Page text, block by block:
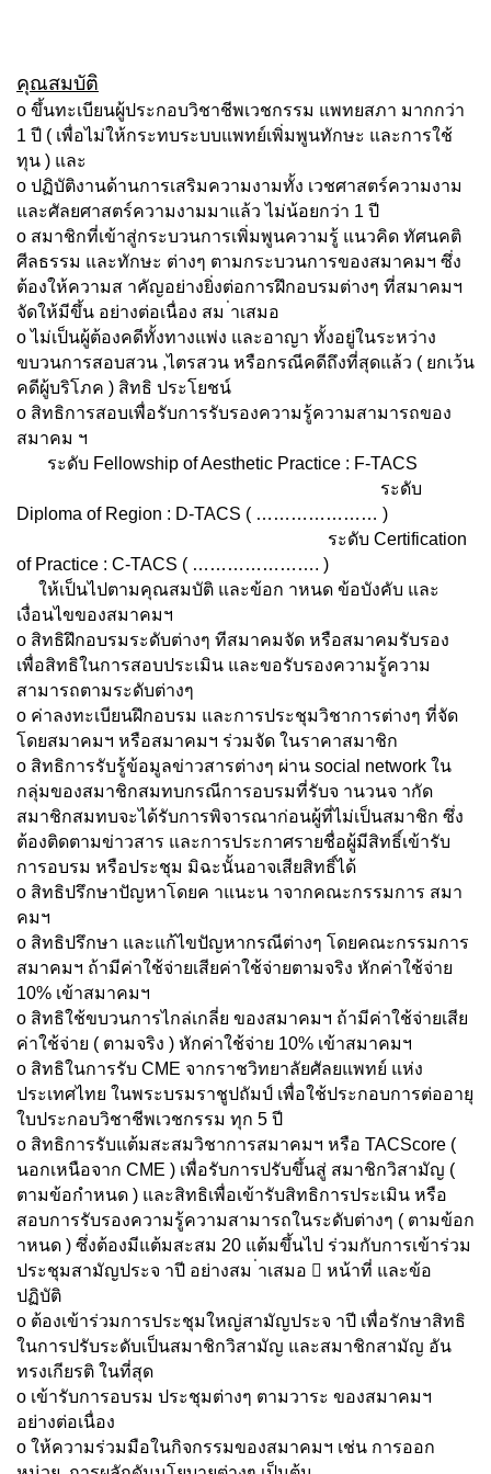
คุณสมบัติ
o ขึ้นทะเบียนผู้ประกอบวิชาชีพเวชกรรม แพทยสภา มากกว่า
1 ปี ( เพื่อไม่ให้กระทบระบบแพทย์เพิ่มพูนทักษะ และการใช้
ทุน ) และ
o ปฏิบัติงานด้านการเสริมความงามทั้ง เวชศาสตร์ความงาม
และศัลยศาสตร์ความงามมาแล้ว ไม่น้อยกว่า 1 ปี
o สมาชิกที่เข้าสู่กระบวนการเพิ่มพูนความรู้ แนวคิด ทัศนคติ
ศีลธรรม และทักษะ ต่างๆ ตามกระบวนการของสมาคมฯ ซึ่ง
ต้องให้ความส าคัญอย่างยิ่งต่อการฝึกอบรมต่างๆ ที่สมาคมฯ
จัดให้มีขึ้น อย่างต่อเนื่อง สม ่าเสมอ
o ไม่เป็นผู้ต้องคดีทั้งทางแพ่ง และอาญา ทั้งอยู่ในระหว่าง
ขบวนการสอบสวน ,ไตรสวน หรือกรณีคดีถึงที่สุดแล้ว ( ยกเว้น
คดีผู้บริโภค ) สิทธิ ประโยชน์
o สิทธิการสอบเพื่อรับการรับรองความรู้ความสามารถของ
สมาคม ฯ
ระดับ Fellowship of Aesthetic Practice : F-TACS
ระดับ
Diploma of Region : D-TACS ( ………………… )
ระดับ Certification
of Practice : C-TACS ( …………………. )
ให้เป็นไปตามคุณสมบัติ และข้อก าหนด ข้อบังคับ และ
เงื่อนไขของสมาคมฯ
o สิทธิฝึกอบรมระดับต่างๆ ทีสมาคมจัด หรือสมาคมรับรอง
เพื่อสิทธิในการสอบประเมิน และขอรับรองความรู้ความ
สามารถตามระดับต่างๆ
o ค่าลงทะเบียนฝึกอบรม และการประชุมวิชาการต่างๆ ที่จัด
โดยสมาคมฯ หรือสมาคมฯ ร่วมจัด ในราคาสมาชิก
o สิทธิการรับรู้ข้อมูลข่าวสารต่างๆ ผ่าน social network ใน
กลุ่มของสมาชิกสมทบกรณีการอบรมที่รับจ านวนจ ากัด
สมาชิกสมทบจะได้รับการพิจารณาก่อนผู้ที่ไม่เป็นสมาชิก ซึ่ง
ต้องติดตามข่าวสาร และการประกาศรายชื่อผู้มีสิทธิ์เข้ารับ
การอบรม หรือประชุม มิฉะนั้นอาจเสียสิทธิ์ได้
o สิทธิปรึกษาปัญหาโดยค าแนะน าจากคณะกรรมการ สมา
คมฯ
o สิทธิปรึกษา และแก้ไขปัญหากรณีต่างๆ โดยคณะกรรมการ
สมาคมฯ ถ้ามีค่าใช้จ่ายเสียค่าใช้จ่ายตามจริง หักค่าใช้จ่าย
10% เข้าสมาคมฯ
o สิทธิใช้ขบวนการไกล่เกลี่ย ของสมาคมฯ ถ้ามีค่าใช้จ่ายเสีย
ค่าใช้จ่าย ( ตามจริง ) หักค่าใช้จ่าย 10% เข้าสมาคมฯ
o สิทธิในการรับ CME จากราชวิทยาลัยศัลยแพทย์ แห่ง
ประเทศไทย ในพระบรมราชูปถัมป์ เพื่อใช้ประกอบการต่ออายุ
ใบประกอบวิชาชีพเวชกรรม ทุก 5 ปี
o สิทธิการรับแต้มสะสมวิชาการสมาคมฯ หรือ TACScore (
นอกเหนือจาก CME ) เพื่อรับการปรับขึ้นสู่ สมาชิกวิสามัญ (
ตามข้อกำหนด ) และสิทธิเพื่อเข้ารับสิทธิการประเมิน หรือ
สอบการรับรองความรู้ความสามารถในระดับต่างๆ ( ตามข้อก
าหนด ) ซึ่งต้องมีแต้มสะสม 20 แต้มขึ้นไป ร่วมกับการเข้าร่วม
ประชุมสามัญประจ าปี อย่างสม ่าเสมอ  หน้าที่ และข้อ
ปฏิบัติ
o ต้องเข้าร่วมการประชุมใหญ่สามัญประจ าปี เพื่อรักษาสิทธิ
ในการปรับระดับเป็นสมาชิกวิสามัญ และสมาชิกสามัญ อัน
ทรงเกียรติ ในที่สุด
o เข้ารับการอบรม ประชุมต่างๆ ตามวาระ ของสมาคมฯ
อย่างต่อเนื่อง
o ให้ความร่วมมือในกิจกรรมของสมาคมฯ เช่น การออก